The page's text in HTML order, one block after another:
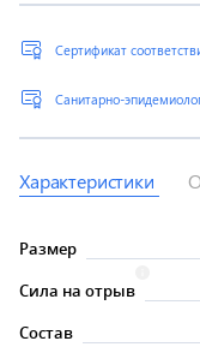
Сертификат
Санитарно-
Характеристики
Размер
Сила на отрыв
Состав